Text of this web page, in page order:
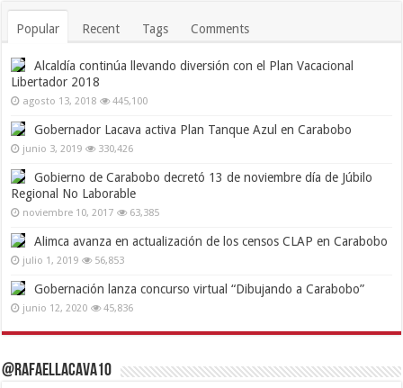
Popular Recent Tags Comments
Alcaldía continúa llevando diversión con el Plan Vacacional
Libertador 2018
agosto 13, 2018 445,100
Gobernador Lacava activa Plan Tanque Azul en Carabobo
junio 3, 2019 330,426
Gobierno de Carabobo decretó 13 de noviembre día de Júbilo
Regional No Laborable
noviembre 10, 2017 63,385
Alimca avanza en actualización de los censos CLAP en Carabobo
julio 1, 2019 56,853
Gobernación lanza concurso virtual “Dibujando a Carabobo”
junio 12, 2020 45,836
@RafaelLacava10